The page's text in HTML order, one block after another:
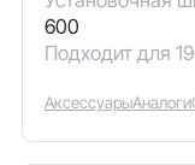
600
Подходит для
АксессуарыАналоги